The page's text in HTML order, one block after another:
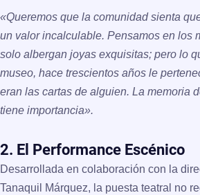
«Queremos que la comunidad sienta
un valor incalculable. Pensamos en los
solo albergan joyas exquisitas; pero lo
museo, hace trescientos años le
eran las cartas de alguien. La memoria
tiene importancia».
2. El Performance Escénico
Desarrollada en colaboración con la
Tanaquil Márquez, la puesta teatral no